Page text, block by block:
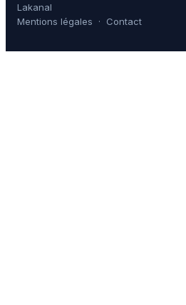
Lakanal
Mentions légales · Contact